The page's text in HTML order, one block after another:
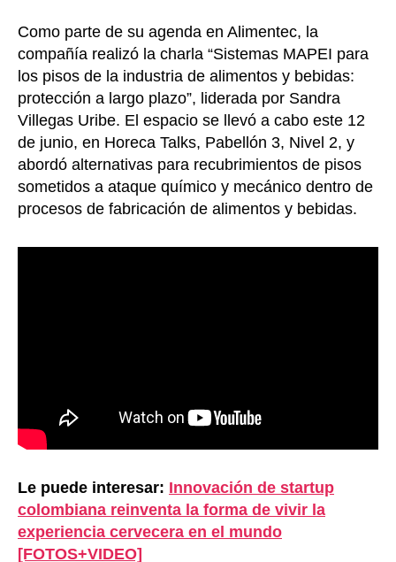
Como parte de su agenda en Alimentec, la
compañía realizó la charla “Sistemas MAPEI para
los pisos de la industria de alimentos y bebidas:
protección a largo plazo”, liderada por Sandra
Villegas Uribe. El espacio se llevó a cabo este 12
de junio, en Horeca Talks, Pabellón 3, Nivel 2, y
abordó alternativas para recubrimientos de pisos
sometidos a ataque químico y mecánico dentro de
procesos de fabricación de alimentos y bebidas.
Le puede interesar: Innovación de startup
colombiana reinventa la forma de vivir la
experiencia cervecera en el mundo
[FOTOS+VIDEO]